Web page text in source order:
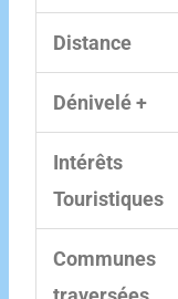
Distance
Dénivelé +
Intérêts
Touristiques
Communes